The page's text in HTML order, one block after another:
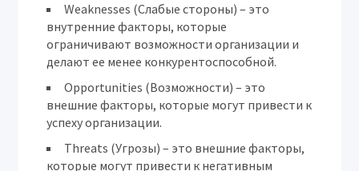
Weaknesses (Слабые стороны) – это
внутренние факторы, которые
ограничивают возможности организации и
делают ее менее конкурентоспособной.
Opportunities (Возможности) – это
внешние факторы, которые могут привести к
успеху организации.
Threats (Угрозы) – это внешние факторы,
которые могут привести к негативным